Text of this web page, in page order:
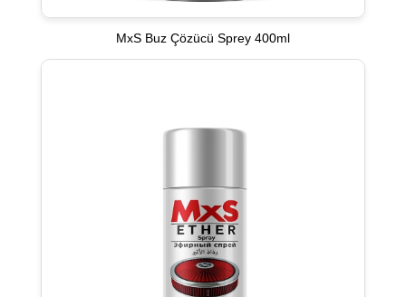
MxS Buz Çözücü Sprey 400ml